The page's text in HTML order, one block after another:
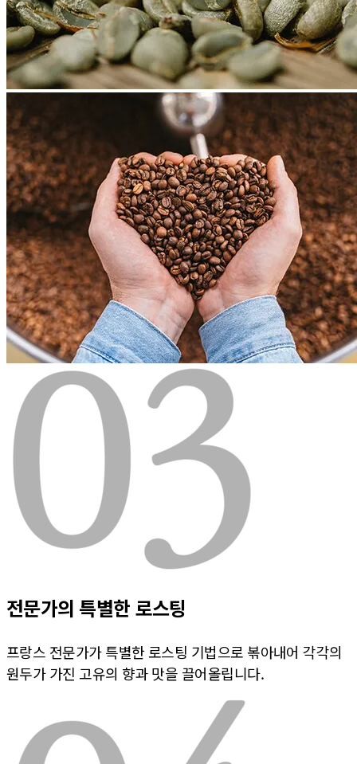
전문가의 특별한 로스팅
프랑스 전문가가 특별한 로스팅 기법으로 볶아내어 각각의
원두가 가진 고유의 향과 맛을 끌어올립니다.